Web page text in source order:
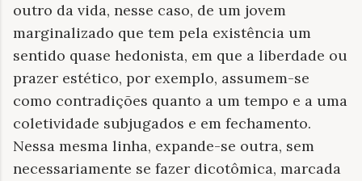
outro da vida, nesse caso, de um jovem
marginalizado que tem pela existência um
sentido quase hedonista, em que a liberdade ou
prazer estético, por exemplo, assumem-se
como contradições quanto a um tempo e a uma
coletividade subjugados e em fechamento.
Nessa mesma linha, expande-se outra, sem
necessariamente se fazer dicotômica, marcada